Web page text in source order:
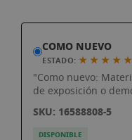
Saltar
comienzo
galería
COMO NUEVO
ESTADO: ★ ★ ★ ★ ★
"Como nuevo:
de exposición o
SKU: 16588808-5
DISPONIBLE